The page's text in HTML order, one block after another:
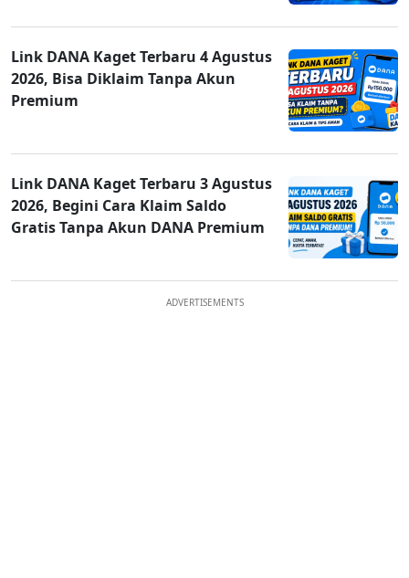
Link DANA Kaget Terbaru 4 Agustus
2026, Bisa Diklaim Tanpa Akun
Premium
Link DANA Kaget Terbaru 3 Agustus
2026, Begini Cara Klaim Saldo
Gratis Tanpa Akun DANA Premium
ADVERTISEMENTS